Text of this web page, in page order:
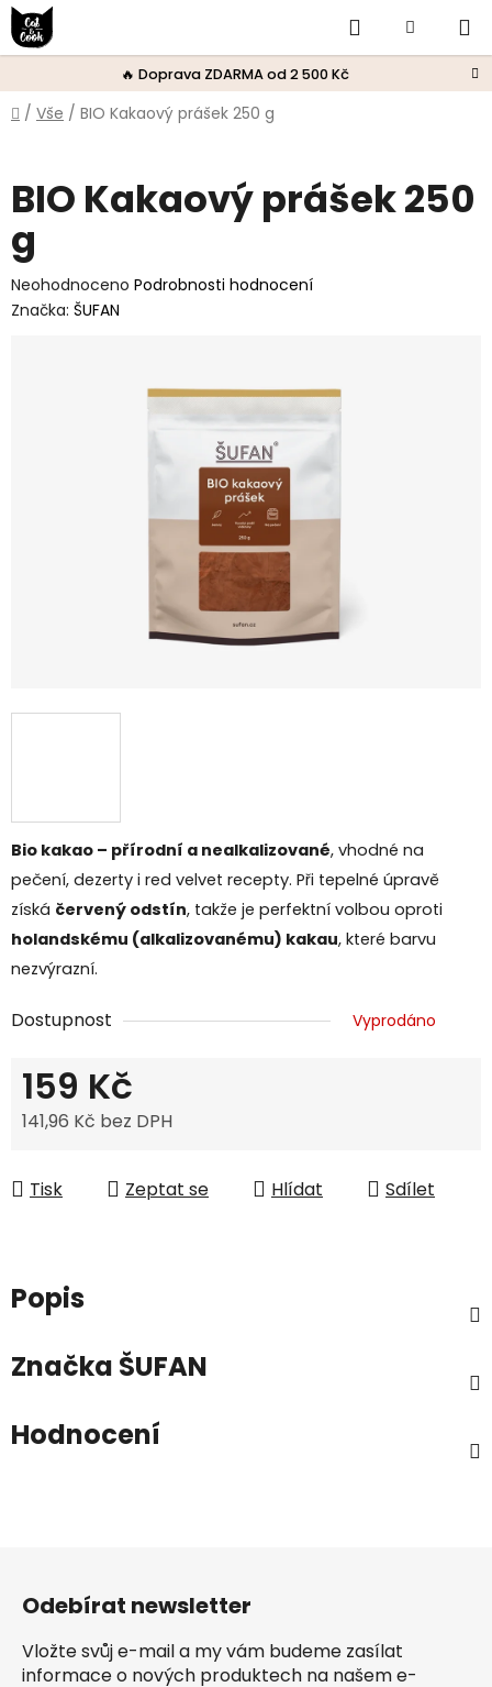
Přejít
na
obsah
🔥 Doprava ZDARMA od 2 500 Kč
HledatNákupní
košík
Domů
/ Vše / BIO Kakaový prášek 250 g
Bio kakao – přírodní a nealkalizované, vhodné na
pečení, dezerty i red velvet recepty. Při tepelné úpravě
získá červený odstín, takže je perfektní volbou oproti
holandskému (alkalizovanému) kakau, které barvu
nezvýrazní.
Dostupnost Vyprodáno
159 Kč
141,96 Kč bez DPH
Tisk
Zeptat se Hlídat Sdílet
BIO Kakaový prášek 250
g
Průměrné
hodnocení
Neohodnoceno Podrobnosti hodnocení
Značka: ŠUFAN
Popis
Značka ŠUFAN
Hodnocení
Odebírat newsletter
Vložte svůj e-mail a my vám budeme zasílat
informace o nových produktech na našem e-